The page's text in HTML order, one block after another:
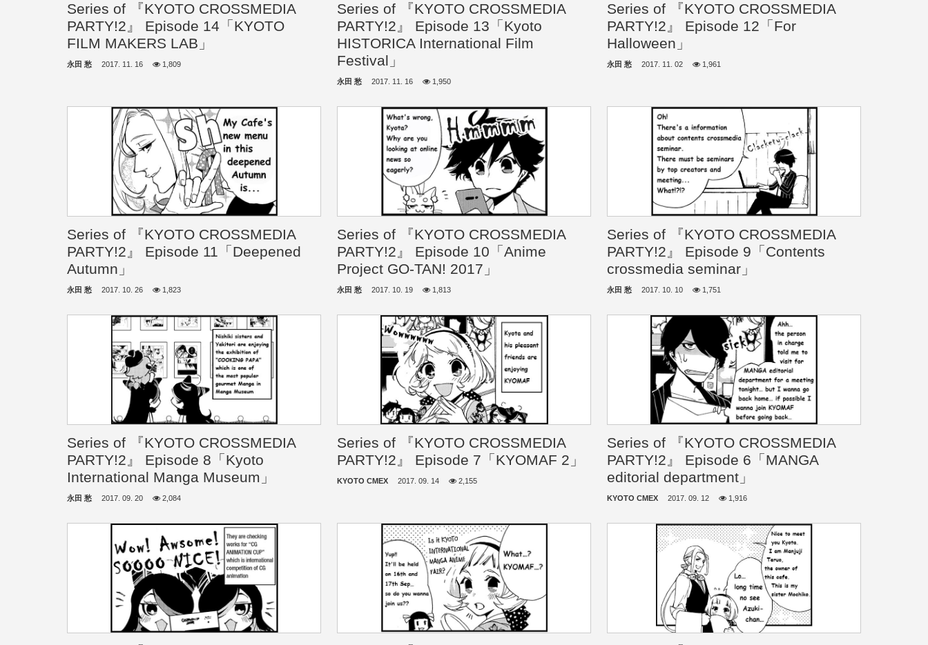
Series of 『KYOTO CROSSMEDIA
PARTY!2』 Episode 14「KYOTO
FILM MAKERS LAB」
永田 愁 2017. 11. 16 1,809
Series of 『KYOTO CROSSMEDIA
PARTY!2』 Episode 13「Kyoto
HISTORICA International Film
Festival」
永田 愁 2017. 11. 16 1,950
Series of 『KYOTO CROSSMEDIA
PARTY!2』 Episode 12「For
Halloween」
永田 愁 2017. 11. 02 1,961
Series of 『KYOTO CROSSMEDIA
PARTY!2』 Episode 11「Deepened
Autumn」
永田 愁 2017. 10. 26 1,823
Series of 『KYOTO CROSSMEDIA
PARTY!2』 Episode 10「Anime
Project GO-TAN! 2017」
永田 愁 2017. 10. 19 1,813
Series of 『KYOTO CROSSMEDIA
PARTY!2』 Episode 9「Contents
crossmedia seminar」
永田 愁 2017. 10. 10 1,751
Series of 『KYOTO CROSSMEDIA
PARTY!2』 Episode 8「Kyoto
International Manga Museum」
永田 愁 2017. 09. 20 2,084
Series of 『KYOTO CROSSMEDIA
PARTY!2』 Episode 7「KYOMAF 2」
KYOTO CMEX 2017. 09. 14 2,155
Series of 『KYOTO CROSSMEDIA
PARTY!2』 Episode 6「MANGA
editorial department」
KYOTO CMEX 2017. 09. 12 1,916